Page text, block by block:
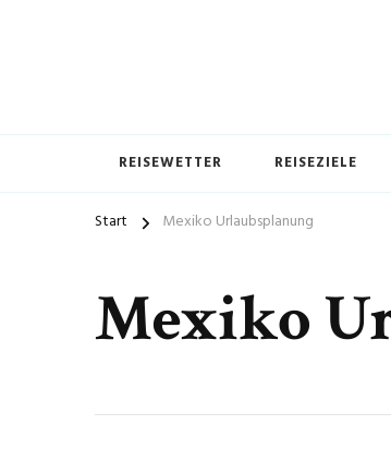
REISEWETTER REISEZIELE
Start Mexiko Urlaubsplanung
Mexiko